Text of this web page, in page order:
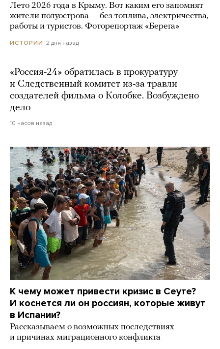
Лето 2026 года в Крыму. Вот каким его запомнят
жители полуострова — без топлива, электричества,
работы и туристов. Фоторепортаж «Берега»
ИСТОРИИ 2 дня назад
«Россия-24» обратилась в прокуратуру
и Следственный комитет из-за травли
создателей фильма о Колобке. Возбуждено
дело
10 часов назад
К чему может привести кризис в Сеуте?
И коснется ли он россиян, которые живут
в Испании?
Рассказываем о возможных последствиях
и причинах миграционного конфликта